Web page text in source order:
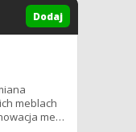
Dodaj
meblach